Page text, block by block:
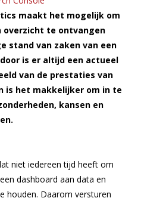
maakt het mogelijk om
overzicht te ontvangen
stand van zaken van een
is er altijd een actueel
van de prestaties van
is het makkelijker om in te
kansen en
niet iedereen tijd heeft om
dashboard aan data en
houden. Daarom versturen